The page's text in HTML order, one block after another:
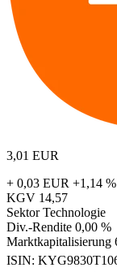
3,01 EUR
+ 0,03 EUR +1,14 %
KGV 14,57
Sektor Technologie
Div.-Rendite 0,00 %
Marktkapitalisierung
ISIN: